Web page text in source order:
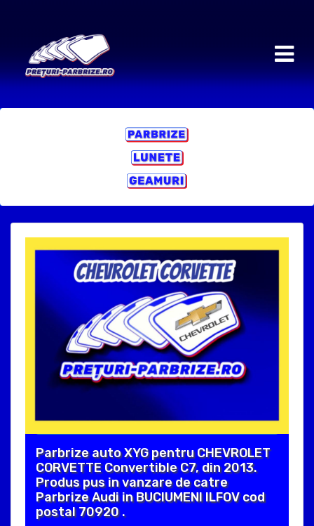
Parbrize auto XYG pentru CHEVROLET
CORVETTE Convertible C7, din 2013.
Produs pus in vanzare de catre
Parbrize Audi in BUCIUMENI ILFOV cod
postal 70920 .